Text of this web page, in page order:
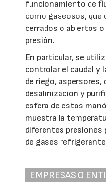
funcionamiento de
como gaseosos,
cerrados o abiertos
presión.
En particular, se
controlar el caudal y
de riego,
desalinización y
esfera de estos
muestra la
diferentes
de gases
EMPRESAS O